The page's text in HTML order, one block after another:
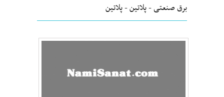
برق صنعتی - پلاتین - پلاتین